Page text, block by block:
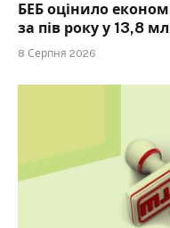
БЕБ оцінило
за пів року у 13,8
8 Серпня 2026